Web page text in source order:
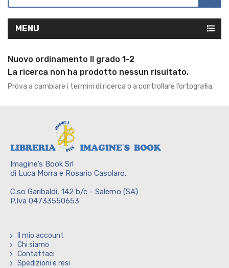
MENU
Nuovo ordinamento II grado 1-2
La ricerca non ha prodotto nessun risultato.
Prova a cambiare i termini di ricerca o a controllare l’ortografia.
Imagine’s Book Srl
di Luca Morra e Rosario Casolaro.
C.so Garibaldi, 142 b/c - Salerno (SA)
P.Iva 04733550653
Il mio account
Chi siamo
Contattaci
Spedizioni e resi